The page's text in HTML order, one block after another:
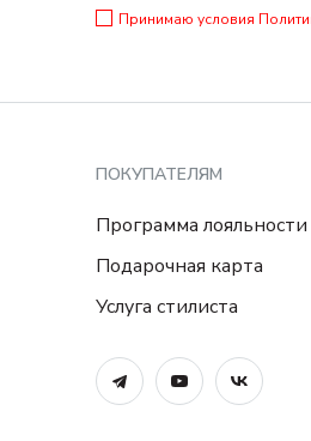
Принимаю условия
ПОКУПАТЕЛЯМ
Программа лояльности
Подарочная карта
Услуга стилиста